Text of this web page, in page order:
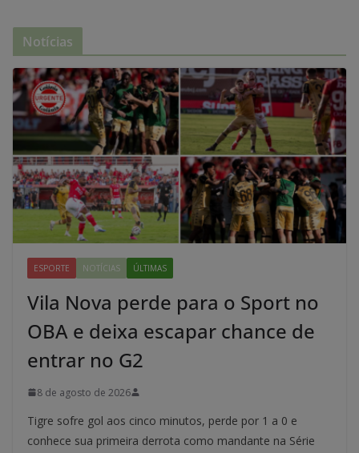
Notícias
ESPORTE NOTÍCIAS ÚLTIMAS
Vila Nova perde para o Sport no
OBA e deixa escapar chance de
entrar no G2
8 de agosto de 2026
Tigre sofre gol aos cinco minutos, perde por 1 a 0 e
conhece sua primeira derrota como mandante na Série